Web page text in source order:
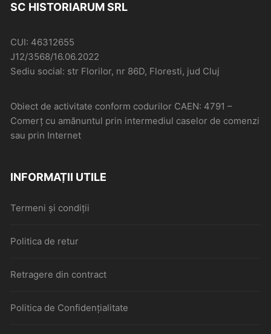
SC HISTORIARUM SRL
CUI: 46312655
J12/3568/16.06.2022
Sediu social: str Florilor, nr 86D, Floresti, jud Cluj
Obiect de activitate conform codurilor CAEN: 4791 –
Comerţ cu amănuntul prin intermediul caselor de comenzi
sau prin Internet
INFORMAȚII UTILE
Termeni și condiții
Politica de retur
Retragere din contract
Politica de Confidențialitate